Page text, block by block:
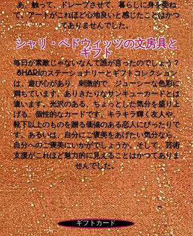
あ、触って、ドレープさせて、暮らしに身を委ね
て。アートがこれほど心地良いと感じたことはかつ
てありませんでした。
シャリ・ペドウィッツの文房具と
ギフト
毎日が素敵じゃないなんて誰が言ったのでしょう？
Shariのステーショナリーとギフトコレクション
は、遊び心があり、刺激的で、ジューシーな色彩に
満ちています。ありきたりなサンキューカードとは
違います。光沢のある、ちょっとした気分を盛り上
げる、個性的なカードです。キラキラ輝く友人や、
靴下以上のものを贈る価値のある恋人にぴったりで
す。あるいは、自分にご褒美をあげたい気分なら、
自分へのご褒美にいかがでしょうか。そして、芸術
支援がこれほど魅力的に見えることはかつてありま
せんでした。
ギフトカード